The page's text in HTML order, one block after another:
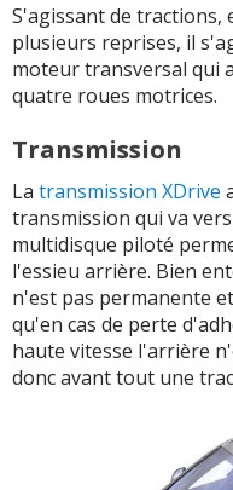
S'agissant de tractions,
plusieurs reprises, il
moteur transversal qui
quatre roues motrices.
Transmission
La transmission XDrive
transmission qui va
multidisque piloté
l'essieu arrière. Bien
n'est pas permanente
qu'en cas de perte
haute vitesse l'arrière
donc avant tout une